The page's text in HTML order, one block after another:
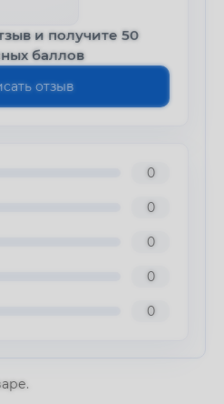
и получите 50
баллов
отзыв
0
0
0
0
0